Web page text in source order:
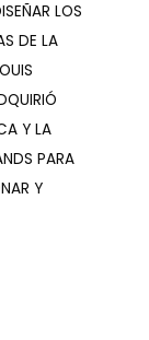
LOS
DE LA
Y LA
PARA
Y